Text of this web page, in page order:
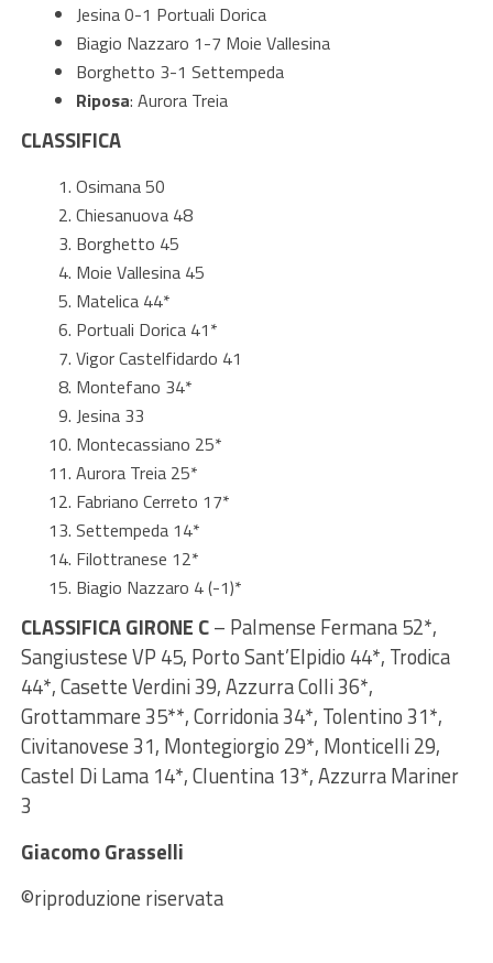
Jesina 0-1 Portuali Dorica
Biagio Nazzaro 1-7 Moie Vallesina
Borghetto 3-1 Settempeda
Riposa: Aurora Treia
CLASSIFICA
Osimana 50
Chiesanuova 48
Borghetto 45
Moie Vallesina 45
Matelica 44*
Portuali Dorica 41*
Vigor Castelfidardo 41
Montefano 34*
Jesina 33
Montecassiano 25*
Aurora Treia 25*
Fabriano Cerreto 17*
Settempeda 14*
Filottranese 12*
Biagio Nazzaro 4 (-1)*
CLASSIFICA GIRONE C– Palmense Fermana 52*,
Sangiustese VP 45, Porto Sant’Elpidio 44*, Trodica
44*, Casette Verdini 39, Azzurra Colli 36*,
Grottammare 35**, Corridonia 34*, Tolentino 31*,
Civitanovese 31, Montegiorgio 29*, Monticelli 29,
Castel Di Lama 14*, Cluentina 13*, Azzurra Mariner
3
Giacomo Grasselli
©riproduzione riservata